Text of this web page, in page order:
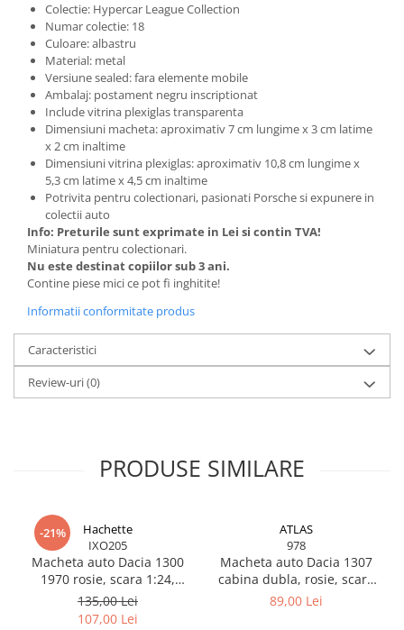
MACHETE MILITARE
MACHETE AUTOBUZE SI TRAMVAIE
MACHETE AUTO SCARA 1:18
Machete Auto Scara 1:32 – 1:36 –
Miniaturi Detaliate pentru Colectie
MACHETE AUTO SCARA 1:64
MACHETE AUTO SCARA 1:72 - 1:76
MACHETE AUTO SCARA 1:87
MACHETE CAMIOANE / CAP
TRACTOR
MACHETE ELICOPTERE SI AVIOANE
MACHETE MOTOCICLETE SI
BICICLETE
MACHETE NAVE MILITARE –
Miniaturi Navale de Colectie
MACHETE RALIU – Miniaturi Masini
MINI DIORAME
VITRINE, FIGURINE, ACCESORII
MACHETE
PARTY
ACCESORII CARNAVAL
ACCESORII SI BIJUTERII CARNAVAL
Colectie: Hypercar League Collection
Numar colectie: 18
Culoare: albastru
Material: metal
Versiune sealed: fara elemente mobile
Ambalaj: postament negru inscriptionat
Include vitrina plexiglas transparenta
Dimensiuni macheta: aproximativ 7 cm lungime x 3 cm latime
x 2 cm inaltime
Dimensiuni vitrina plexiglas: aproximativ 10,8 cm lungime x
5,3 cm latime x 4,5 cm inaltime
Potrivita pentru colectionari, pasionati Porsche si expunere in
colectii auto
Info: Preturile sunt exprimate in Lei si contin TVA!
Miniatura pentru colectionari.
Nu este destinat copiilor sub 3 ani.
Contine piese mici ce pot fi inghitite!
Informatii conformitate produs
Caracteristici
Review-uri(0)
PRODUSE SIMILARE
-21%
Hachette
IXO205
Macheta auto Dacia 1300
1970 rosie, scara 1:24,
miniatura metalica pentru
colectie
135,00 Lei
107,00 Lei
ATLAS
978
Macheta auto Dacia 1307
cabina dubla, rosie, scara
1:43 Atlas
89,00 Lei